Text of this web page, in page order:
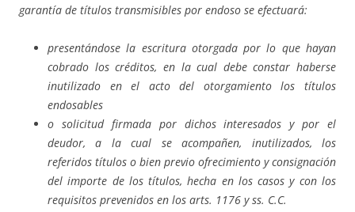
garantía de títulos transmisibles por endoso se efectuará:
presentándose la escritura otorgada por lo que hayan
cobrado los créditos, en la cual debe constar haberse
inutilizado en el acto del otorgamiento los títulos
endosables
o solicitud firmada por dichos interesados y por el
deudor, a la cual se acompañen, inutilizados, los
referidos títulos o bien previo ofrecimiento y consignación
del importe de los títulos, hecha en los casos y con los
requisitos prevenidos en los arts. 1176 y ss. C.C.